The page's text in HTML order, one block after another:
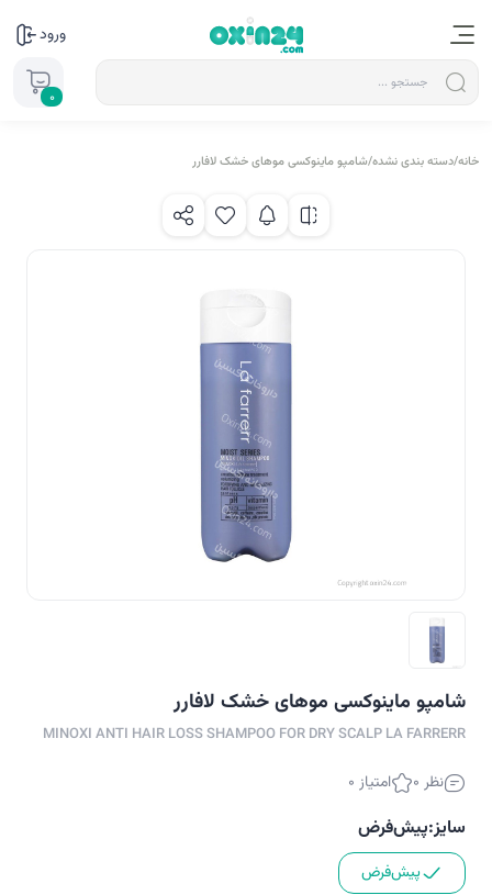
ورود
0
خانه/دسته بندی نشده/شامپو ماینوکسی موهای خشک لافارر
شامپو ماینوکسی موهای خشک لافارر
MINOXI ANTI HAIR LOSS SHAMPOO FOR DRY SCALP LA FARRERR
نظر 0 امتیاز 0
سایز:پیش‌فرض
پیش‌فرض